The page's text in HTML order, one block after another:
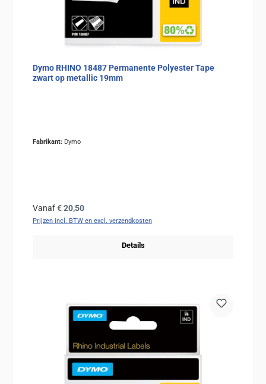
Dymo RHINO 18487 Permanente Polyester Tape
zwart op metallic 19mm
Fabrikant: Dymo
Normale prijs:
Vanaf€ 20,50
Prijzen incl. BTW en excl. verzendkosten
Details